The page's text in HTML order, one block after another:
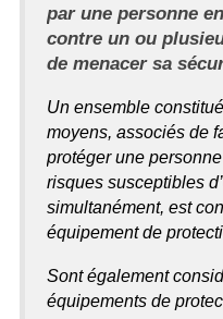
par une personne
contre un ou
de menacer sa
Un ensemble
moyens, associés de
protéger une
risques susceptibles
simultanément, est
équipement de
Sont également
équipements de